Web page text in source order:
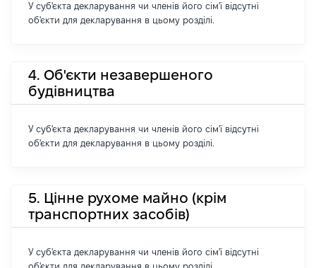
У суб'єкта декларування чи членів його сім'ї відсутні
об'єкти для декларування в цьому розділі.
4. Об'єкти незавершеного
будівництва
У суб'єкта декларування чи членів його сім'ї відсутні
об'єкти для декларування в цьому розділі.
5. Цінне рухоме майно (крім
транспортних засобів)
У суб'єкта декларування чи членів його сім'ї відсутні
об'єкти для декларування в цьому розділі.